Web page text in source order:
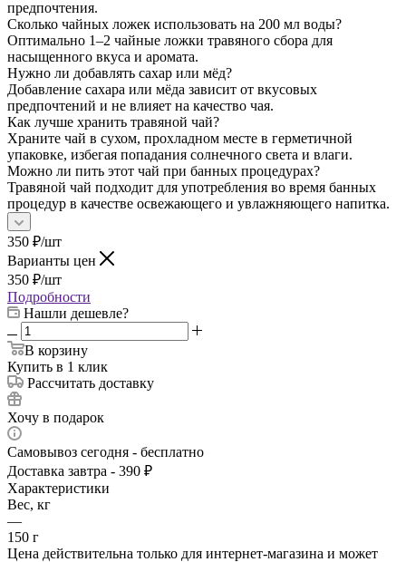
предпочтения.
Сколько чайных ложек использовать на 200 мл воды?
Оптимально 1–2 чайные ложки травяного сбора для
насыщенного вкуса и аромата.
Нужно ли добавлять сахар или мёд?
Добавление сахара или мёда зависит от вкусовых
предпочтений и не влияет на качество чая.
Как лучше хранить травяной чай?
Храните чай в сухом, прохладном месте в герметичной
упаковке, избегая попадания солнечного света и влаги.
Можно ли пить этот чай при банных процедурах?
Травяной чай подходит для употребления во время банных
процедур в качестве освежающего и увлажняющего напитка.
350 ₽/шт
Варианты цен
350 ₽/шт
Подробности
Нашли дешевле?
В корзину
Купить в 1 клик
Рассчитать доставку
Хочу в подарок
Самовывоз сегодня - бесплатно
Доставка завтра - 390 ₽
Характеристики
Вес, кг
—
150 г
Цена действительна только для интернет-магазина и может